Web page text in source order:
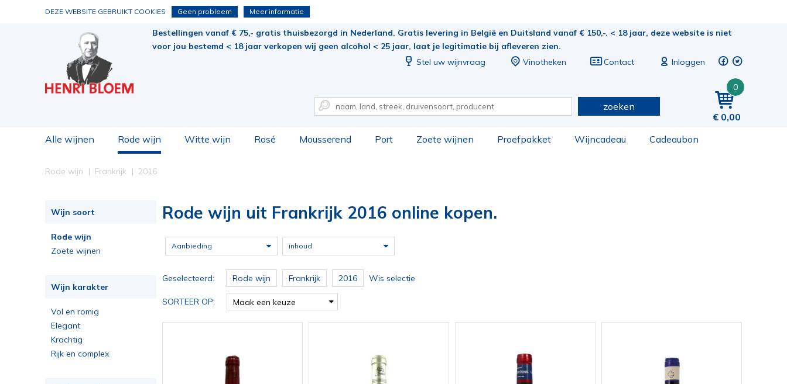
DEZE WEBSITE GEBRUIKT COOKIES Geen probleem Meer informatie
Bestellingen vanaf € 75,- gratis thuisbezorgd in Nederland. Gratis levering in België en Duitsland vanaf € 150,-. < 18 jaar, deze website is niet
voor jou bestemd < 18 jaar verkopen wij geen alcohol < 25 jaar, laat je legitimatie bij afleveren zien.
Stel uw wijnvraag
Vinotheken Contact Inloggen
0
0,00
zoeken
Alle wijnen Rode wijn Witte wijn Rosé Mousserend Port Zoete wijnen Proefpakket Wijncadeau Cadeaubon
Rode wijn Frankrijk 2016
Wijn soort
Rode wijn
Zoete wijnen
Wijn karakter
Vol en romig
Elegant
Krachtig
Rijk en complex
Rode wijn uit Frankrijk 2016 online kopen.
Aanbieding inhoud
Geselecteerd: Rode wijn Frankrijk 2016 Wis selectie
SORTEER OP: Maak een keuze